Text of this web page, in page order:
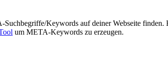
Keywords auf deiner Webseite
um META-Keywords zu erzeugen.